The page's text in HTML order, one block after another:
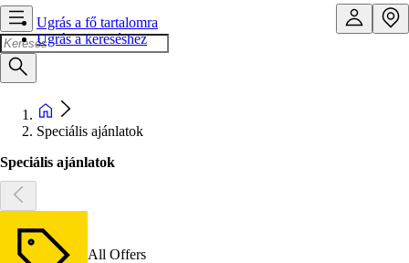
Ugrás a fő tartalomra
Ugrás a kereséshez
Speciális ajánlatok
Speciális ajánlatok
All Offers